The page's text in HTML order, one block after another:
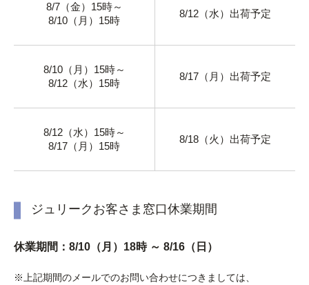
8/7（金）15時～
8/10（月）15時
8/12（水）出荷予定
8/10（月）15時～
8/12（水）15時
8/17（月）出荷予定
8/12（水）15時～
8/17（月）15時
8/18（火）出荷予定
ジュリークお客さま窓口休業期間
休業期間：8/10（月）18時 ～ 8/16（日）
※上記期間のメールでのお問い合わせにつきましては、